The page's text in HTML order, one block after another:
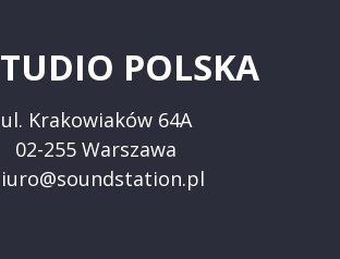
POLSKA
ul. Krakowiaków 64A
02-255 Warszawa